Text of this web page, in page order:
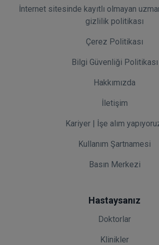
İnternet sitesinde kayıtlı olmayan
gizlilik politikası
Çerez Politikası
Bilgi Güvenliği Politikası
Hakkımızda
İletişim
Kariyer | İşe alım
Kullanım Şartnamesi
Basın Merkezi
Hastaysanız
Doktorlar
Klinikler